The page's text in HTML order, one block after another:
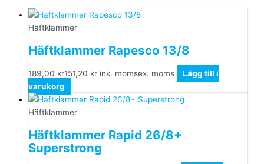
Häftklammer
Häftklammer Rapesco 13/8
189,00 kr151,20 kr ink. momsex. moms
Lägg till i
varukorg
Häftklammer
Häftklammer Rapid 26/8+
Superstrong